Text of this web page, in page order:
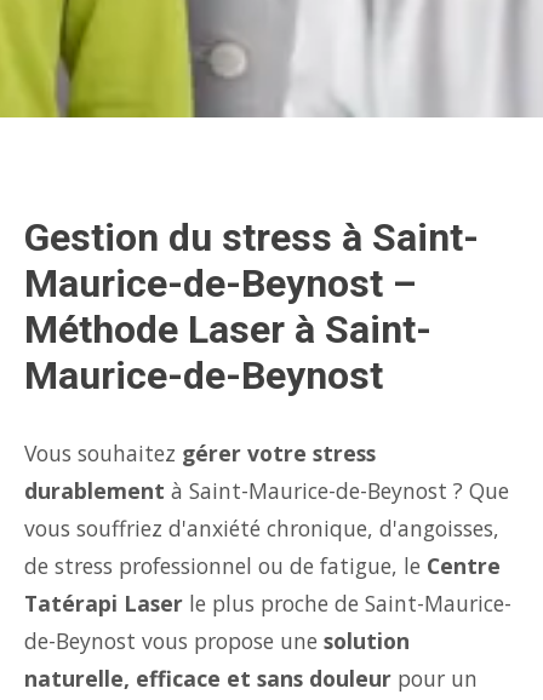
Gestion du stress à Saint-
Maurice-de-Beynost –
Méthode Laser à Saint-
Maurice-de-Beynost
Vous souhaitez gérer votre stress
durablement à Saint-Maurice-de-Beynost ? Que
vous souffriez d'anxiété chronique, d'angoisses,
de stress professionnel ou de fatigue, le Centre
Tatérapi Laser le plus proche de Saint-Maurice-
de-Beynost vous propose une solution
naturelle, efficace et sans douleur pour un